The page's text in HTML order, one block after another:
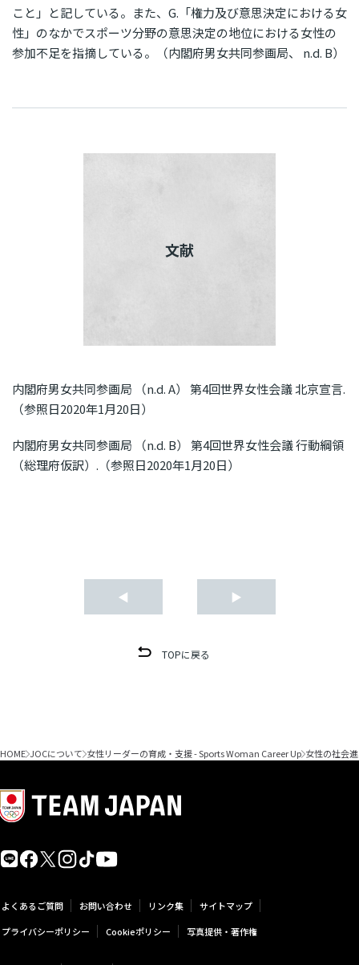
こと」と記している。また、G.「権力及び意思決定における女
性」のなかでスポーツ分野の意思決定の地位における女性の
参加不足を指摘している。（内閣府男女共同参画局、 n.d. B）
文献
内閣府男女共同参画局 （n.d. A） 第4回世界女性会議 北京宣言.
（参照日2020年1月20日）
内閣府男女共同参画局 （n.d. B） 第4回世界女性会議 行動綱領
（総理府仮訳）.（参照日2020年1月20日）
◀ ▶
TOPに戻る
HOME JOCについて 女性リーダーの育成・支援 - Sports Woman Career Up 女性の社会
よくあるご質問 お問い合わせ リンク集
サイトマップ
プライバシーポリシー
Cookieポリシー 写真提供・著作権